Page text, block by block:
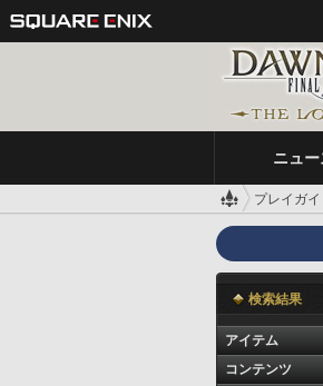
ニュー
プレイガイ
検索結果
アイテム
コンテンツ